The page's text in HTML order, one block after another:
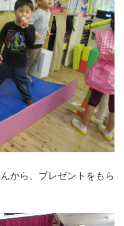
から、プレゼントをもら